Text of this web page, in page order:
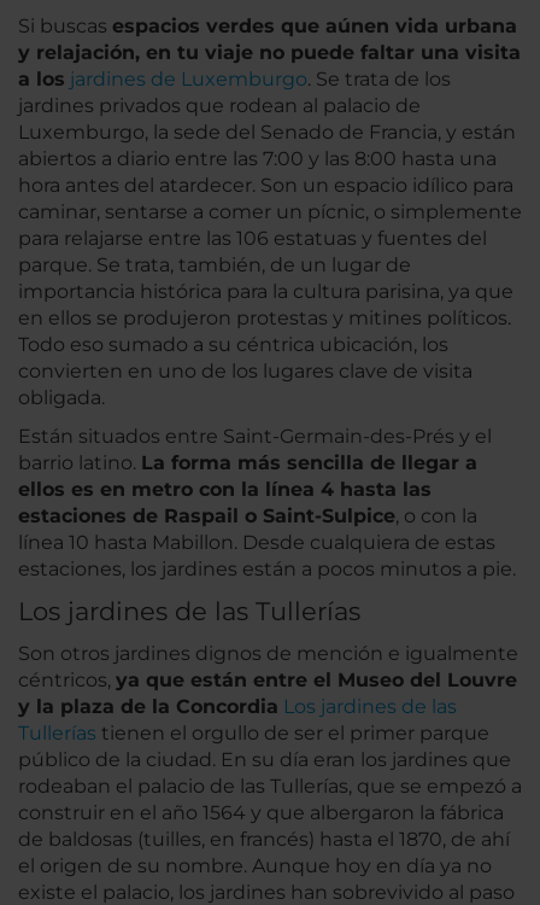
Si buscas espacios verdes que aúnen vida urbana
y relajación, en tu viaje no puede faltar una visita
a los jardines de Luxemburgo. Se trata de los
jardines privados que rodean al palacio de
Luxemburgo, la sede del Senado de Francia, y están
abiertos a diario entre las 7:00 y las 8:00 hasta una
hora antes del atardecer. Son un espacio idílico para
caminar, sentarse a comer un pícnic, o simplemente
para relajarse entre las 106 estatuas y fuentes del
parque. Se trata, también, de un lugar de
importancia histórica para la cultura parisina, ya que
en ellos se produjeron protestas y mitines políticos.
Todo eso sumado a su céntrica ubicación, los
convierten en uno de los lugares clave de visita
obligada.
Están situados entre Saint-Germain-des-Prés y el
barrio latino. La forma más sencilla de llegar a
ellos es en metro con la línea 4 hasta las
estaciones de Raspail o Saint-Sulpice, o con la
línea 10 hasta Mabillon. Desde cualquiera de estas
estaciones, los jardines están a pocos minutos a pie.
Los jardines de las Tullerías
Son otros jardines dignos de mención e igualmente
céntricos, ya que están entre el Museo del Louvre
y la plaza de la Concordia Los jardines de las
Tullerías tienen el orgullo de ser el primer parque
público de la ciudad. En su día eran los jardines que
rodeaban el palacio de las Tullerías, que se empezó a
construir en el año 1564 y que albergaron la fábrica
de baldosas (tuilles, en francés) hasta el 1870, de ahí
el origen de su nombre. Aunque hoy en día ya no
existe el palacio, los jardines han sobrevivido al paso